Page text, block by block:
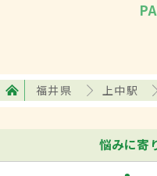
福井県 上中駅
悩みに寄